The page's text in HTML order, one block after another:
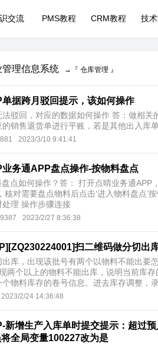
交流 PMS教程 CRM教程 技
理信息系统 →『 仓库管理 』
据跨月驳回提示，该如何操作
法驳回，对应的数据如何操作 答：做相
销售退货单进行平账，若是其他出入库
2023/3/10 9:41:41
业务通APP盘点操作-按物料盘点
点如何操作？答： 打开点晴业务通APP
核对需要盘点物料后点击‘进入物料盘点
理 操作步骤连接
2023/2/27 8:36:38
扫二维码做分切出
库，出现该批号有两个以物料不能出要
两个以上的物料不能出库，说明当前库
物料库存的卷号信息。进去库存调整，
2023/2/24 14:36:48
新增生产入库单时提交提示：超过
全局变量100227改为是